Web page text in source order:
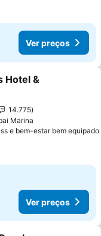
Ver preços
aos favoritos
Hotel &
14.775
Marina
e bem-estar bem equipado
Ver preços